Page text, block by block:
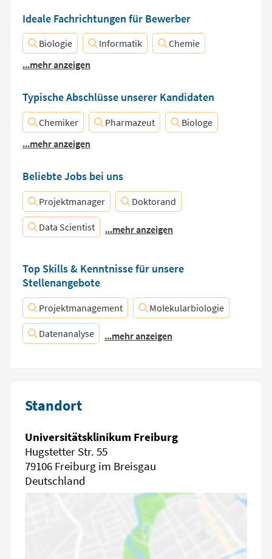
Ideale Fachrichtungen für Bewerber
Biologie Informatik
Chemie
...mehr anzeigen
Typische Abschlüsse unserer Kandidaten
Chemiker Pharmazeut
Biologe
...mehr anzeigen
Beliebte Jobs bei uns
Projektmanager Doktorand
Data Scientist ...mehr anzeigen
Top Skills & Kenntnisse für unsere
Stellenangebote
Projektmanagement Molekularbiologie
Datenanalyse ...mehr anzeigen
Standort
Universitätsklinikum Freiburg
Hugstetter Str. 55
79106 Freiburg im Breisgau
Deutschland